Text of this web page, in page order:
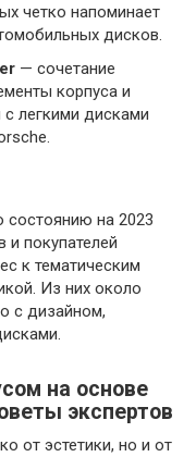
четко напоминает
дисков.
— сочетание
корпуса и
легкими дисками
состоянию на 2023
и покупателей
к тематическим
Из них около
с дизайном,
на основе
экспертов
от эстетики, но и от